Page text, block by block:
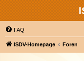
FAQ
ISDV-Homepage Foren